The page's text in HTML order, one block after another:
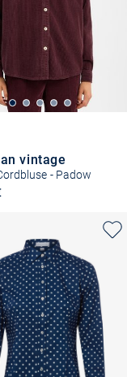
vintage
- Padow